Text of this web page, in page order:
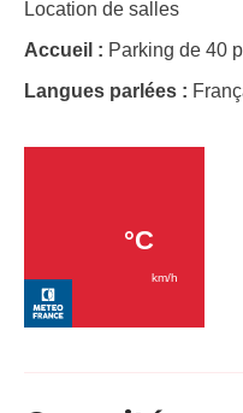
Location de salles
Accueil : Parking de 40
Langues parlées :